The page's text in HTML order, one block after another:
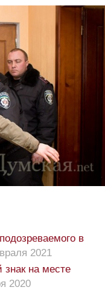
в
2021
на месте
2020